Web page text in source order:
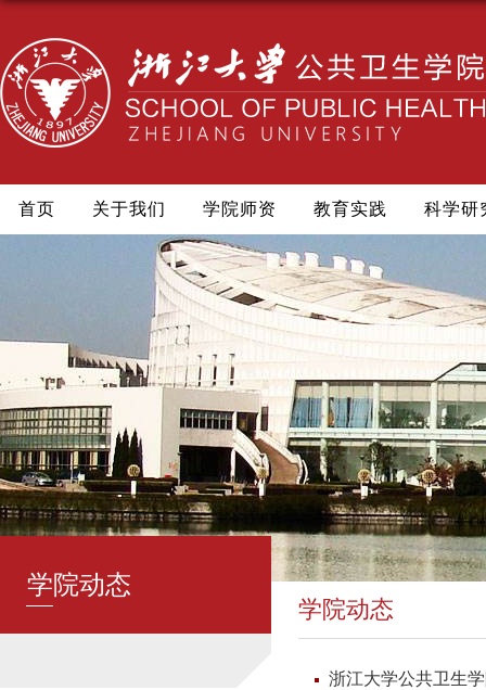
首页 关于我们 学院师资 教育实践 科学研
学院动态
学院动态
浙江大学公共卫生